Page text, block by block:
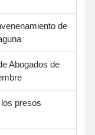
de
Abogados de
presos